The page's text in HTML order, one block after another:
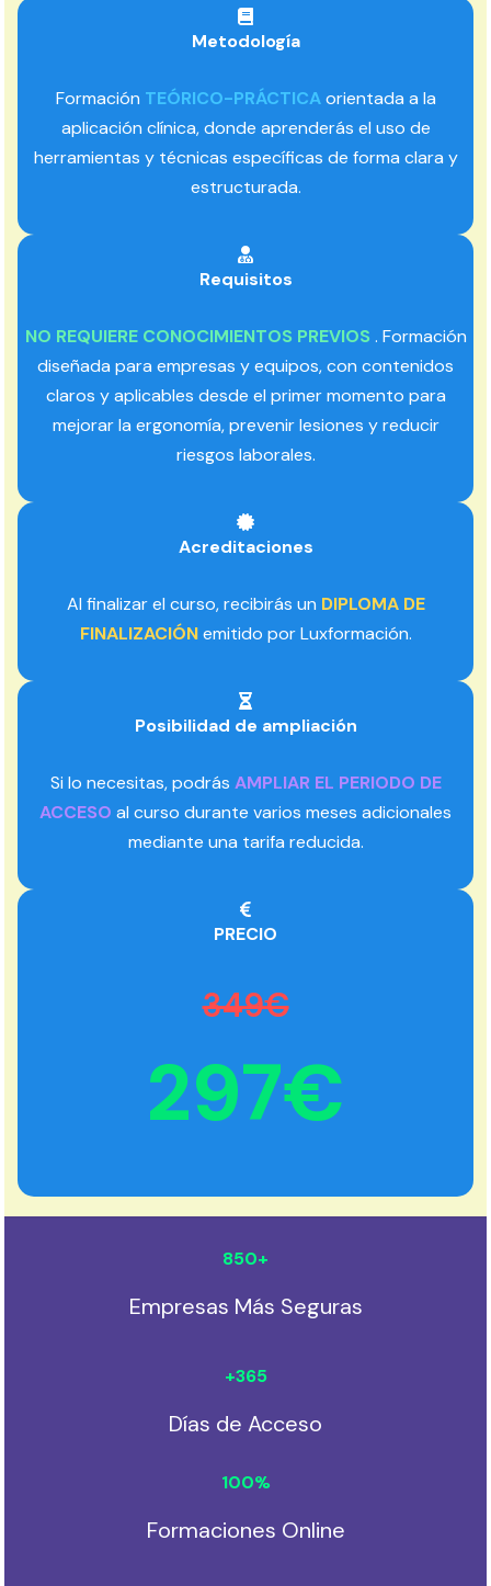
Metodología
Formación TEÓRICO-PRÁCTICAorientada a la
aplicación clínica, donde aprenderás el uso de
herramientas y técnicas específicas de forma clara y
estructurada.
Requisitos
NO REQUIERE CONOCIMIENTOS PREVIOS . Formación
diseñada para empresas y equipos, con contenidos
claros y aplicables desde el primer momento para
mejorar la ergonomía, prevenir lesiones y reducir
riesgos laborales.
Acreditaciones
Al finalizar el curso, recibirás un DIPLOMA DE
FINALIZACIÓNemitido por Luxformación.
Posibilidad de ampliación
Si lo necesitas, podrás AMPLIAR EL PERIODO DE
ACCESO al curso durante varios meses adicionales
mediante una tarifa reducida.
PRECIO
349€
297€
Empresas Más Seguras
850+
Días de Acceso
+365
Formaciones Online
100%